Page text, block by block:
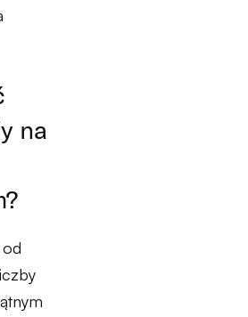
na